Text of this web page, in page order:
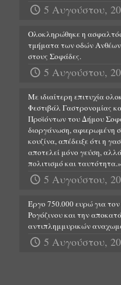
5 Αυγούστου,
Ολοκληρώθηκε η
τμήματα των οδών
στους Σοφάδες.
5 Αυγούστου,
Με ιδιαίτερη επιτυχία
Φεστιβάλ Γαστρονομίας
Προϊόντων του Δήμου
διοργάνωση, αφιερωμένη
κουζίνα, απέδειξε ότι η
αποτελεί μόνο γεύση,
πολιτισμό και ταυτότητα.»
5 Αυγούστου,
Έργο 750.000 ευρώ για
Ρογόζινου και την
αντιπλημμυρικών
5 Αυγούστου,